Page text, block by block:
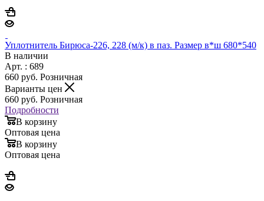
Уплотнитель Бирюса-226, 228 (м/к) в паз. Размер в*ш 680*540
В наличии
Арт. : 689
660 руб. Розничная
Варианты цен
660 руб. Розничная
Подробности
В корзину
Оптовая цена
В корзину
Оптовая цена